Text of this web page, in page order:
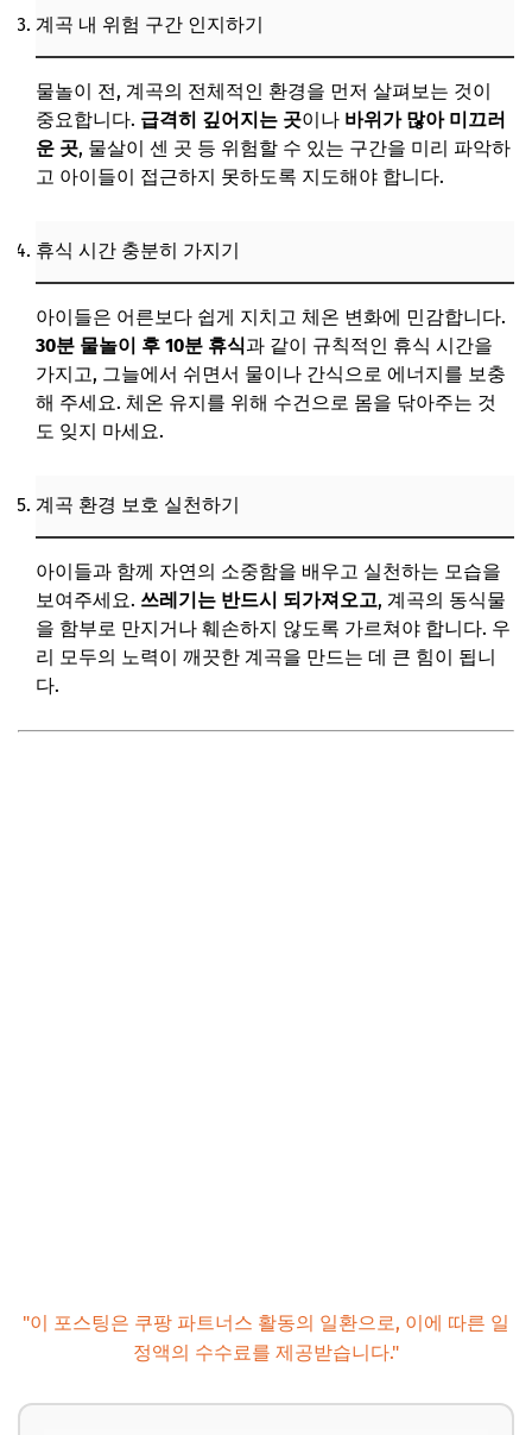
계곡 내 위험 구간 인지하기
물놀이 전, 계곡의 전체적인 환경을 먼저 살펴보는 것이
중요합니다. 급격히 깊어지는 곳이나 바위가 많아 미끄러
운 곳, 물살이 센 곳 등 위험할 수 있는 구간을 미리 파악하
고 아이들이 접근하지 못하도록 지도해야 합니다.
휴식 시간 충분히 가지기
아이들은 어른보다 쉽게 지치고 체온 변화에 민감합니다.
30분 물놀이 후 10분 휴식과 같이 규칙적인 휴식 시간을
가지고, 그늘에서 쉬면서 물이나 간식으로 에너지를 보충
해 주세요. 체온 유지를 위해 수건으로 몸을 닦아주는 것
도 잊지 마세요.
계곡 환경 보호 실천하기
아이들과 함께 자연의 소중함을 배우고 실천하는 모습을
보여주세요. 쓰레기는 반드시 되가져오고, 계곡의 동식물
을 함부로 만지거나 훼손하지 않도록 가르쳐야 합니다. 우
리 모두의 노력이 깨끗한 계곡을 만드는 데 큰 힘이 됩니
다.
"이 포스팅은 쿠팡 파트너스 활동의 일환으로, 이에 따른 일
정액의 수수료를 제공받습니다."